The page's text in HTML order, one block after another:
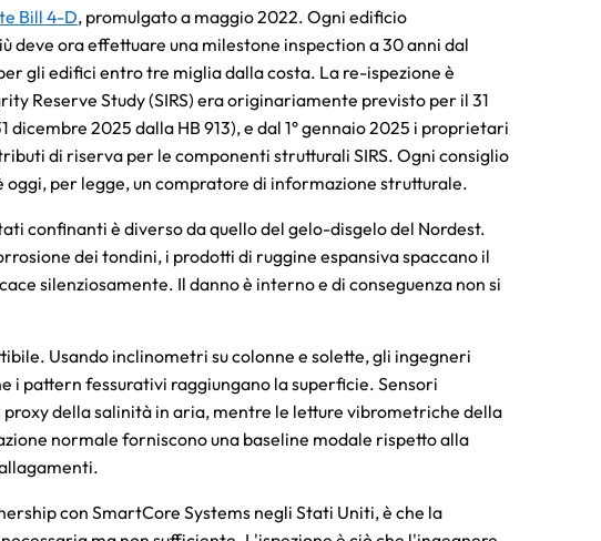
Bill 4-D, promulgato a maggio 2022. Ogni edificio
deve ora effettuare una milestone inspection a 30 anni dal
gli edifici entro tre miglia dalla costa. La re-ispezione è
Reserve Study (SIRS) era originariamente previsto per il 31
2025 dalla HB 913), e dal 1° gennaio 2025 i proprietari
di riserva per le componenti strutturali SIRS. Ogni consiglio
per legge, un compratore di informazione strutturale.
confinanti è diverso da quello del gelo-disgelo del Nordest.
dei tondini, i prodotti di ruggine espansiva spaccano il
silenziosamente. Il danno è interno e di conseguenza non si
Usando inclinometri su colonne e solette, gli ingegneri
i pattern fessurativi raggiungano la superficie. Sensori
della salinità in aria, mentre le letture vibrometriche della
normale forniscono una baseline modale rispetto alla
con SmartCore Systems negli Stati Uniti, è che la